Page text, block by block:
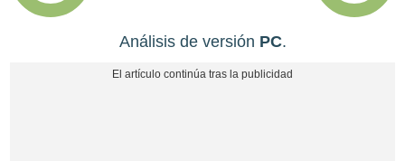
Análisis de versión PC.